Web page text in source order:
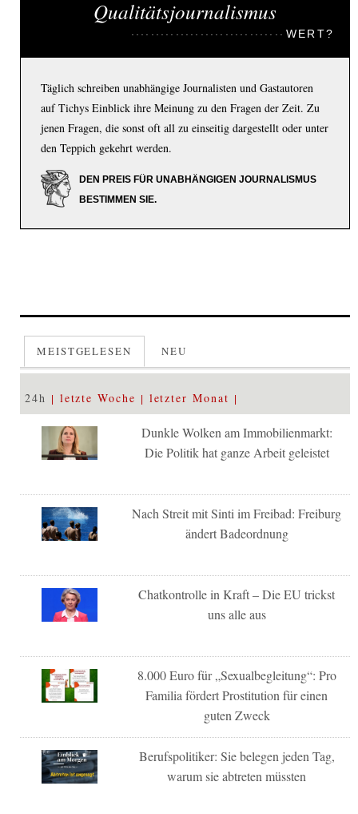
Qualitätsjournalismus
WERT?
Täglich schreiben unabhängige Journalisten und Gastautoren
auf Tichys Einblick ihre Meinung zu den Fragen der Zeit. Zu
jenen Fragen, die sonst oft all zu einseitig dargestellt oder unter
den Teppich gekehrt werden.
DEN PREIS FÜR UNABHÄNGIGEN JOURNALISMUS
BESTIMMEN SIE.
MEISTGELESEN NEU
24h letzte Woche letzter Monat
Dunkle Wolken am Immobilienmarkt:
Die Politik hat ganze Arbeit geleistet
Nach Streit mit Sinti im Freibad: Freiburg
ändert Badeordnung
Chatkontrolle in Kraft – Die EU trickst
uns alle aus
8.000 Euro für „Sexualbegleitung“: Pro
Familia fördert Prostitution für einen
guten Zweck
Berufspolitiker: Sie belegen jeden Tag,
warum sie abtreten müssten